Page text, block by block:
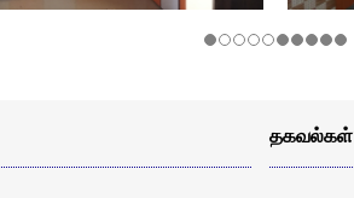
தகவல்கள்